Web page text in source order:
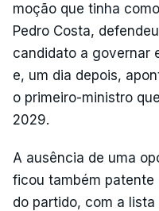
moção que tinha
Pedro Costa,
candidato a governar
e, um dia depois,
o primeiro-ministro
2029.
A ausência de uma
ficou também patente
do partido, com a